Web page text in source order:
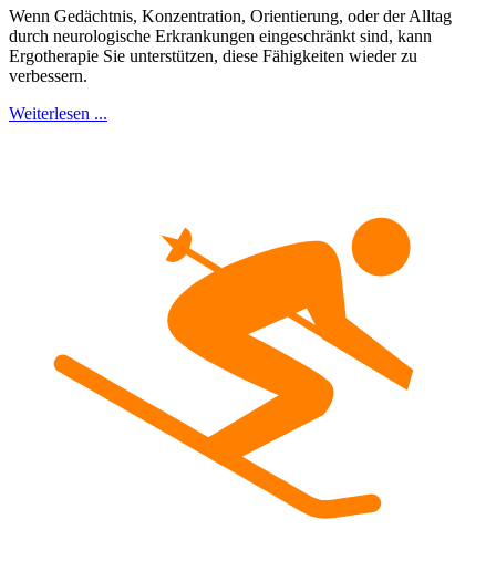
Wenn Gedächtnis, Konzentration, Orientierung, oder der Alltag
durch neurologische Erkrankungen eingeschränkt sind, kann
Ergotherapie Sie unterstützen, diese Fähigkeiten wieder zu
verbessern.
Weiterlesen ...